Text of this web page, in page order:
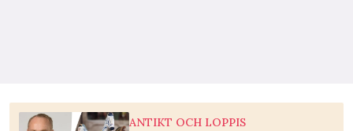
ANTIKT OCH LOPPIS